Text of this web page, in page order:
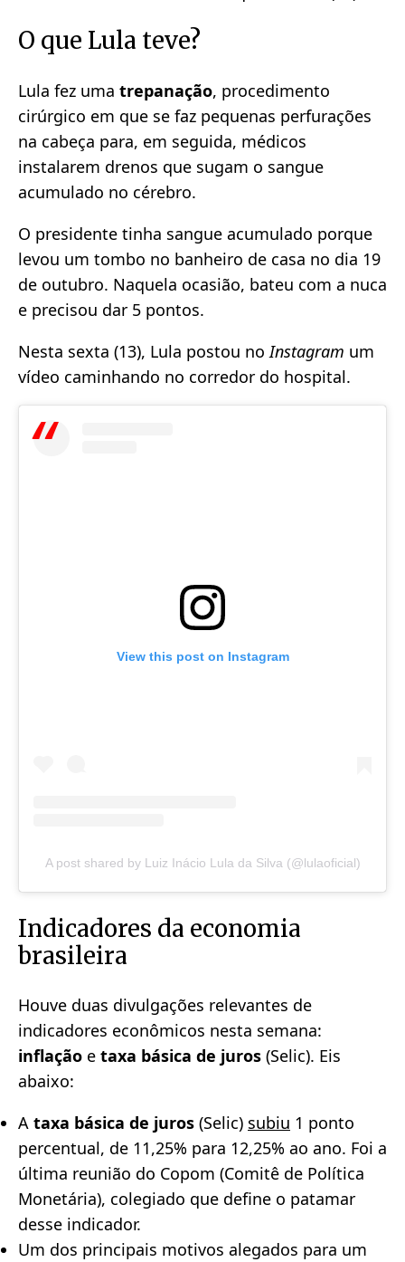
O que Lula teve?
Lula fez uma trepanação, procedimento
cirúrgico em que se faz pequenas perfurações
na cabeça para, em seguida, médicos
instalarem drenos que sugam o sangue
acumulado no cérebro.
O presidente tinha sangue acumulado porque
levou um tombo no banheiro de casa no dia 19
de outubro. Naquela ocasião, bateu com a nuca
e precisou dar 5 pontos.
Nesta sexta (13), Lula postou noInstagram um
vídeo caminhando no corredor do hospital.
View this post on Instagram
A post shared by Luiz Inácio Lula da Silva (@lulaoficial)
Indicadores da economia
brasileira
Houve duas divulgações relevantes de
indicadores econômicos nesta semana:
inflação e taxa básica de juros (Selic). Eis
abaixo:
A taxa básica de juros (Selic) subiu 1 ponto
percentual, de 11,25% para 12,25% ao ano. Foi a
última reunião do Copom (Comitê de Política
Monetária), colegiado que define o patamar
desse indicador.
Um dos principais motivos alegados para um